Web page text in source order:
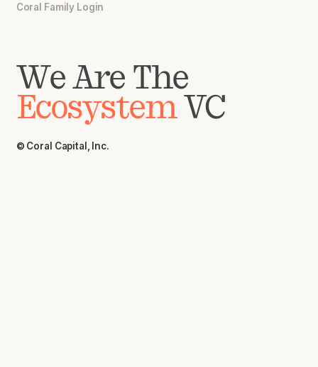
Coral Family Login
We Are The
EcosystemVC
© Coral Capital, Inc.